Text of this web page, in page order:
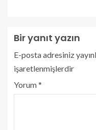
Bir yanıt yazın
E-posta adresiniz
işaretlenmişlerdir
Yorum*